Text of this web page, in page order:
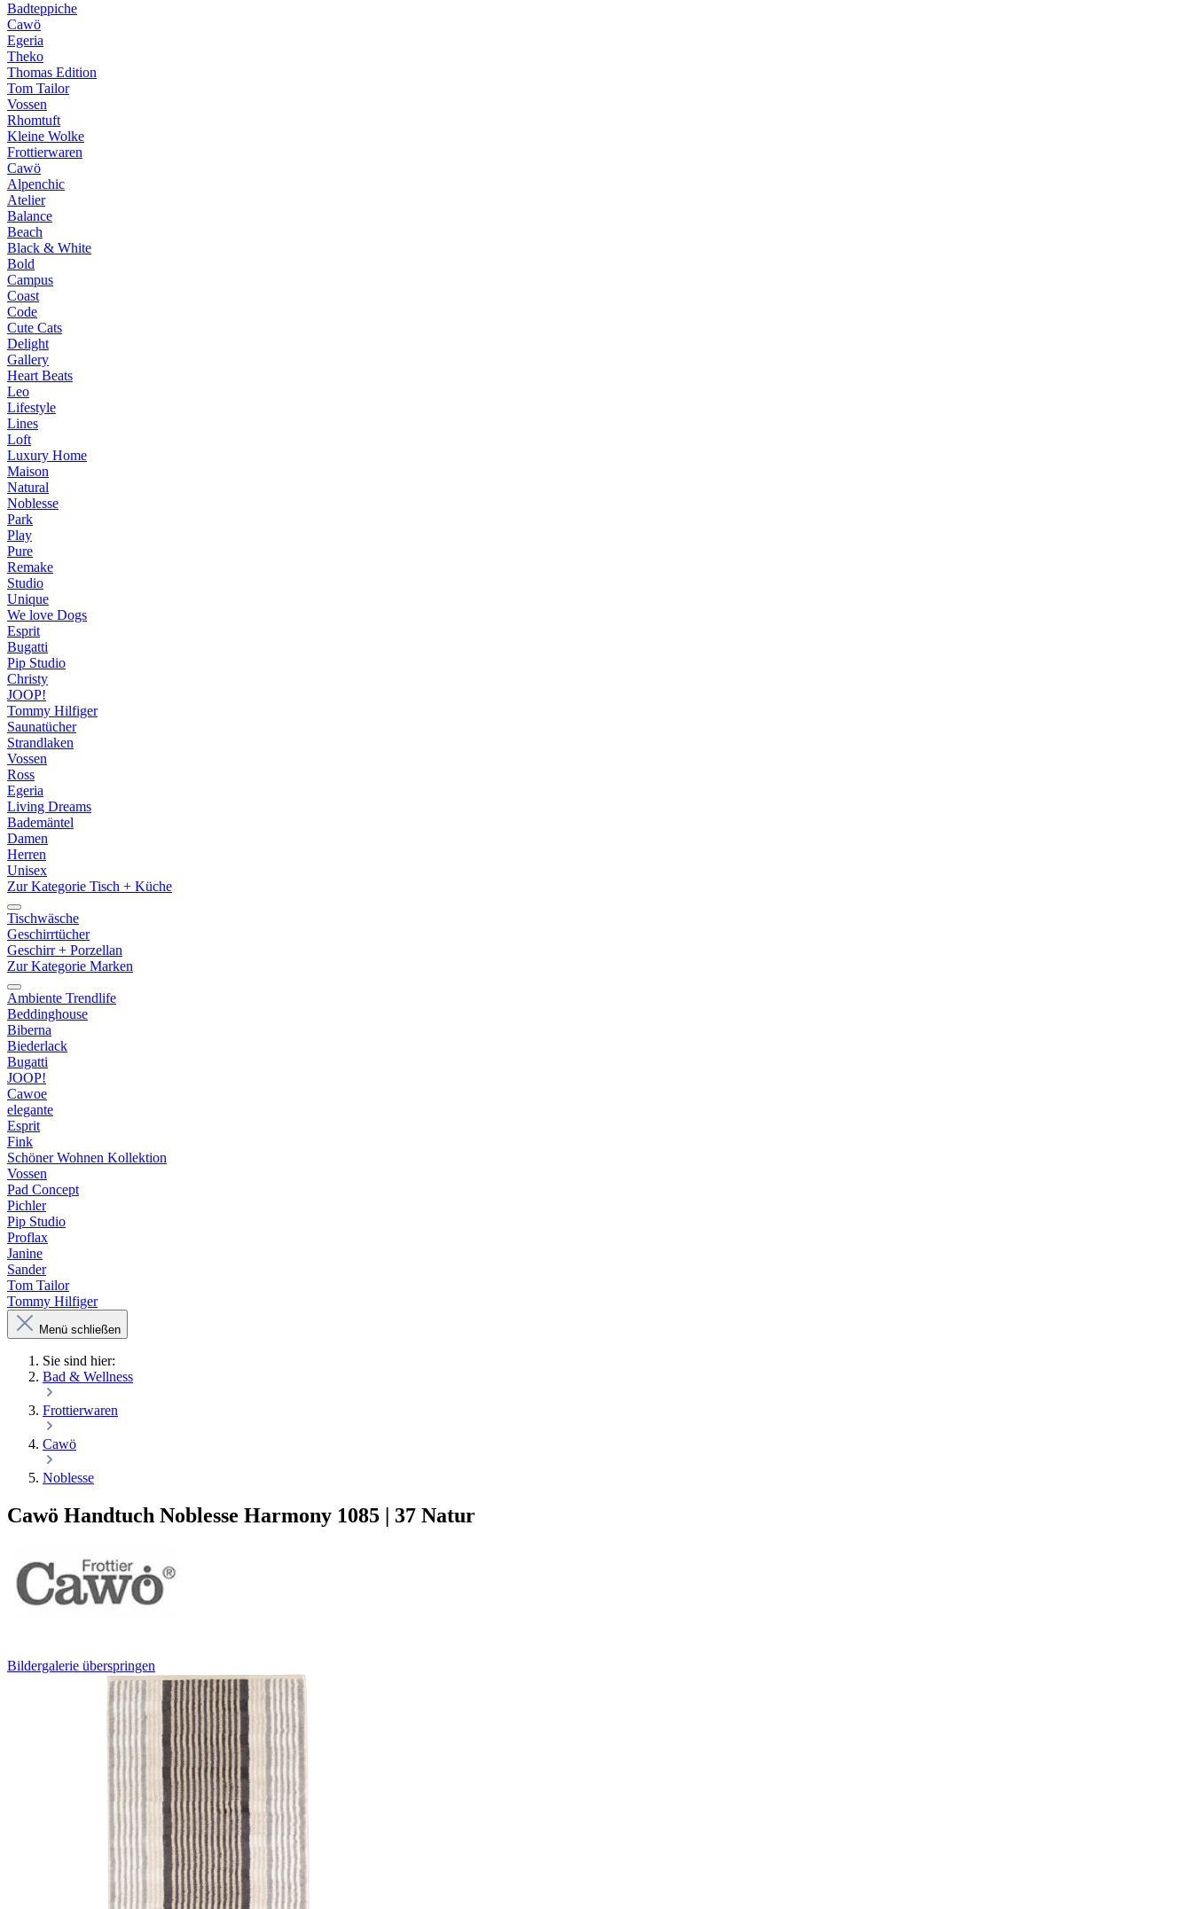
Badteppiche
Cawö
Egeria
Theko
Thomas Edition
Tom Tailor
Vossen
Rhomtuft
Kleine Wolke
Frottierwaren
Cawö
Alpenchic
Atelier
Balance
Beach
Black & White
Bold
Campus
Coast
Code
Cute Cats
Delight
Gallery
Heart Beats
Leo
Lifestyle
Lines
Loft
Luxury Home
Maison
Natural
Noblesse
Park
Play
Pure
Remake
Studio
Unique
We love Dogs
Esprit
Bugatti
Pip Studio
Christy
JOOP!
Tommy Hilfiger
Saunatücher
Strandlaken
Vossen
Ross
Egeria
Living Dreams
Bademäntel
Damen
Herren
Unisex
Zur Kategorie Tisch + Küche
Tischwäsche
Geschirrtücher
Geschirr + Porzellan
Zur Kategorie Marken
Ambiente Trendlife
Beddinghouse
Biberna
Biederlack
Bugatti
JOOP!
Cawoe
elegante
Esprit
Fink
Schöner Wohnen Kollektion
Vossen
Pad Concept
Pichler
Pip Studio
Proflax
Janine
Sander
Tom Tailor
Tommy Hilfiger
Menü schließen
Sie sind hier:
Bad & Wellness
Frottierwaren
Cawö
Noblesse
Cawö Handtuch Noblesse Harmony 1085 | 37 Natur
Bildergalerie überspringen